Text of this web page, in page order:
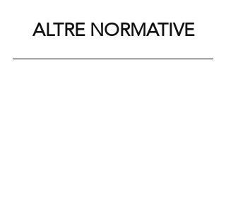
ALTRE NORMATIVE